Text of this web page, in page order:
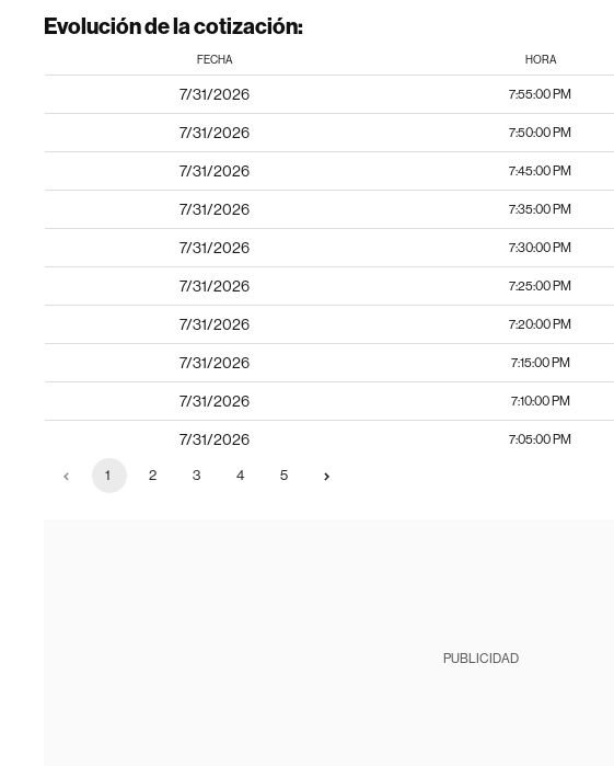
Evolución de la cotización:
FECHA HORA
7/31/2026 7:55:00 PM
7/31/2026 7:50:00 PM
7/31/2026 7:45:00 PM
7/31/2026 7:35:00 PM
7/31/2026 7:30:00 PM
7/31/2026 7:25:00 PM
7/31/2026 7:20:00 PM
7/31/2026 7:15:00 PM
7/31/2026 7:10:00 PM
7/31/2026 7:05:00 PM
1 2 3 4 5
PUBLICIDAD